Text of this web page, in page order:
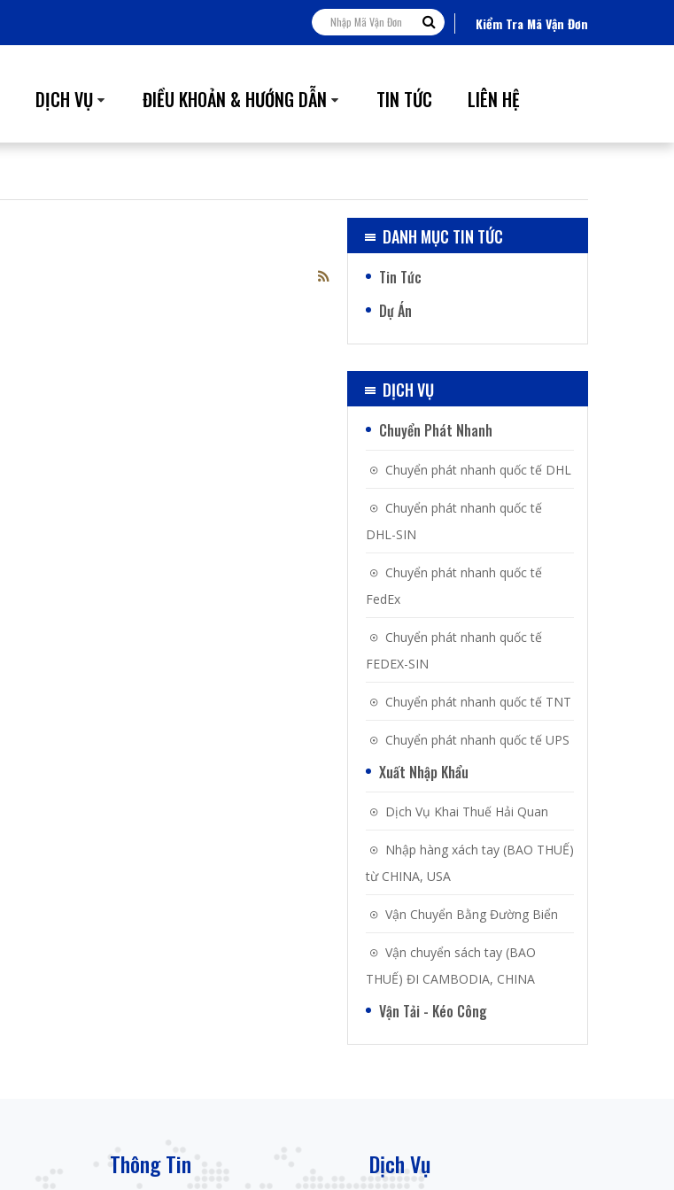
Kiểm Tra Mã Vận Đơn
DỊCH VỤ ĐIỀU KHOẢN & HƯỚNG DẪN TIN TỨC LIÊN HỆ
DANH MỤC TIN TỨC
Tin Tức
Dự Án
DỊCH VỤ
Chuyển Phát Nhanh
Chuyển phát nhanh quốc tế DHL
Chuyển phát nhanh quốc tế
DHL-SIN
Chuyển phát nhanh quốc tế
FedEx
Chuyển phát nhanh quốc tế
FEDEX-SIN
Chuyển phát nhanh quốc tế TNT
Chuyển phát nhanh quốc tế UPS
Xuất Nhập Khẩu
Dịch Vụ Khai Thuế Hải Quan
Nhập hàng xách tay (BAO THUẾ)
từ CHINA, USA
Vận Chuyển Bằng Đường Biển
Vận chuyển sách tay (BAO
THUẾ) ĐI CAMBODIA, CHINA
Vận Tải - Kéo Công
Thông Tin Dịch Vụ